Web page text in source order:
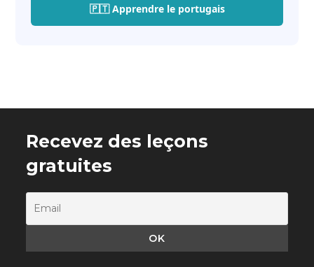
🇵🇹 Apprendre le portugais
Recevez des leçons
gratuites